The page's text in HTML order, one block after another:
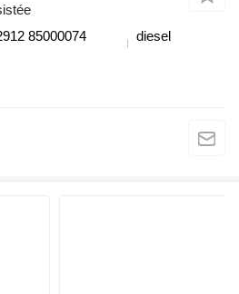
85000074
diesel